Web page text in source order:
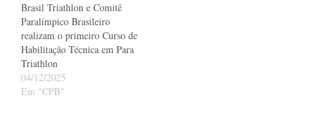
Brasil Triathlon e Comitê
Paralímpico Brasileiro
realizam o primeiro Curso de
Habilitação Técnica em Para
Triathlon
04/12/2025
Em "CPB"